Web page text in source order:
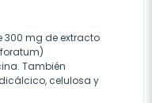
300 mg de extracto
También
celulosa y